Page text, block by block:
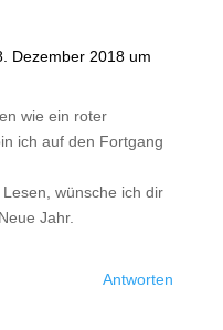
Dezember 2018 um
wie ein roter
ich auf den Fortgang
wünsche ich dir
Jahr.
Antworten